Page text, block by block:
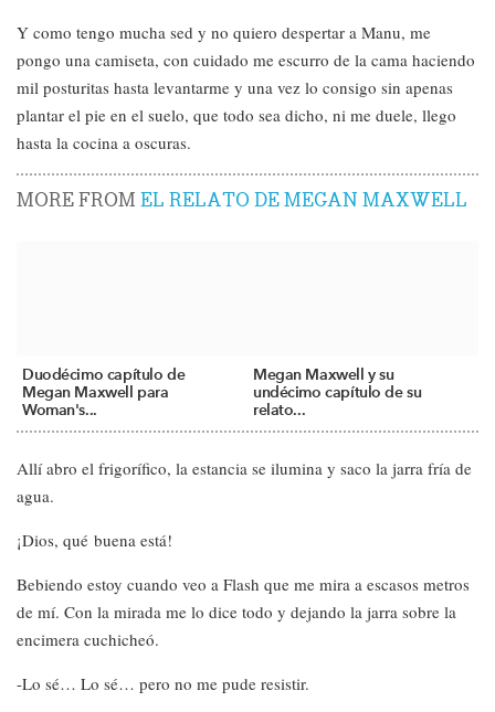
Y como tengo mucha sed y no quiero despertar a Manu, me
pongo una camiseta, con cuidado me escurro de la cama haciendo
mil posturitas hasta levantarme y una vez lo consigo sin apenas
plantar el pie en el suelo, que todo sea dicho, ni me duele, llego
hasta la cocina a oscuras.
MORE FROMEL RELATO DE MEGAN MAXWELL
Duodécimo capítulo de
Megan Maxwell para
Woman's...
Megan Maxwell y su
undécimo capítulo de su
relato...
Allí abro el frigorífico, la estancia se ilumina y saco la jarra fría de
agua.
¡Dios, qué buena está!
Bebiendo estoy cuando veo a Flash que me mira a escasos metros
de mí. Con la mirada me lo dice todo y dejando la jarra sobre la
encimera cuchicheó.
-Lo sé… Lo sé… pero no me pude resistir.